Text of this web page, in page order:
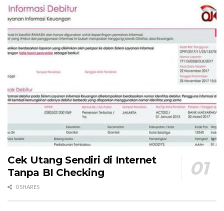
Cek Utang Sendiri di Internet
Tanpa BI Checking
0 SHARES